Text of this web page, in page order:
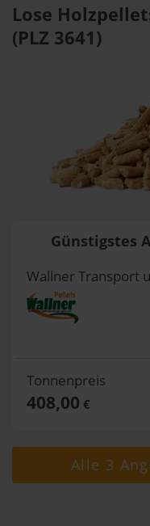
Lose
(PLZ 3641)
Günstigstes
Wallner Transport
Tonnenpreis
408,00 €
Alle 3